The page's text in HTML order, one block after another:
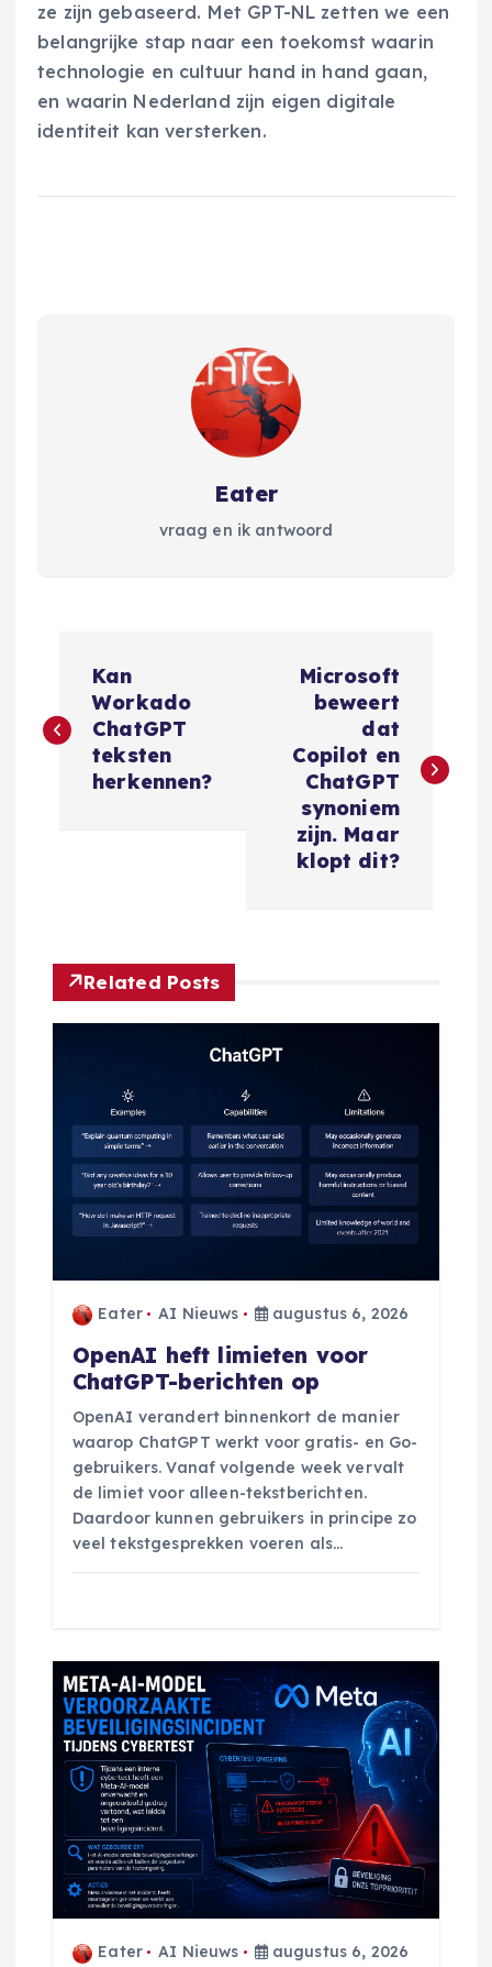
ze zijn gebaseerd. Met GPT-NL zetten we een
belangrijke stap naar een toekomst waarin
technologie en cultuur hand in hand gaan,
en waarin Nederland zijn eigen digitale
identiteit kan versterken.
Eater
vraag en ik antwoord
e
t
n
Kan
Workado
ChatGPT
teksten
herkennen?
Microsoft
beweert
dat
Copilot en
ChatGPT
synoniem
zijn. Maar
klopt dit?
Related Posts
Eater AI Nieuws augustus 6, 2026
OpenAI heft limieten voor
ChatGPT-berichten op
OpenAI verandert binnenkort de manier
waarop ChatGPT werkt voor gratis- en Go-
gebruikers. Vanaf volgende week vervalt
de limiet voor alleen-tekstberichten.
Daardoor kunnen gebruikers in principe zo
veel tekstgesprekken voeren als…
Eater AI Nieuws augustus 6, 2026